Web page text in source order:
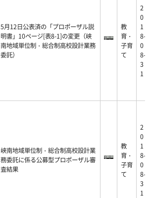
5月12日公表済の「プロポーザル説
明書」10ページ[表8-1]の変更（峡
南地域単位制・総合制高校設計業務
委託）
教
育・
子育
て
2
0
1
8-
0
8-
3
1
峡南地域単位制・総合制高校設計業
務委託に係る公募型プロポーザル審
査結果
教
育・
子育
て
2
0
1
8-
0
8-
3
1